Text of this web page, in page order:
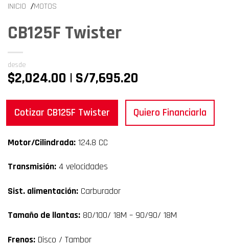
INICIO /MOTOS
CB125F Twister
desde
$2,024.00 | S/7,695.20
Cotizar CB125F Twister Quiero Financiarla
Motor/Cilindrada: 124.8 CC
Transmisión: 4 velocidades
Sist. alimentación: Carburador
Tamaño de llantas: 80/100/ 18M – 90/90/ 18M
Frenos: Disco / Tambor